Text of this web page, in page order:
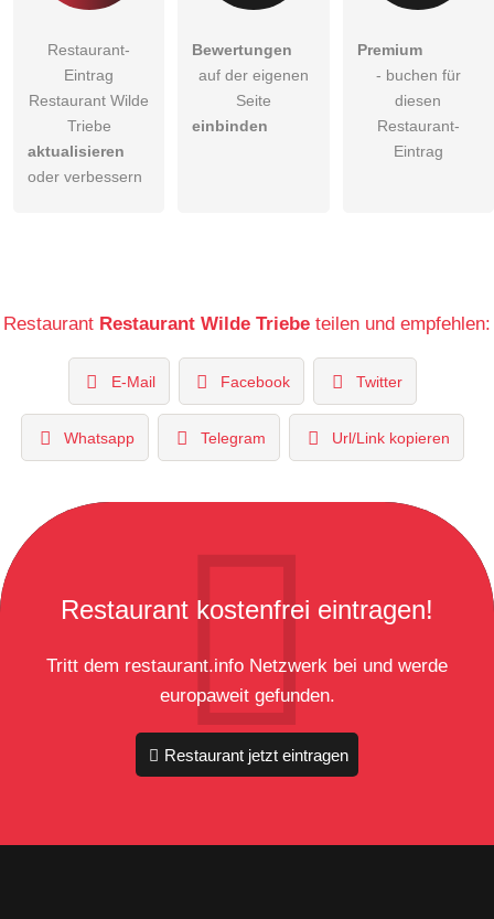
Restaurant-
Eintrag
Restaurant Wilde
Triebe
aktualisieren
oder verbessern
Bewertungen
auf der eigenen
Seite
einbinden
Premium
- buchen für
diesen
Restaurant-
Eintrag
Restaurant Restaurant Wilde Triebe teilen und empfehlen:
E-Mail Facebook Twitter
Whatsapp Telegram Url/Link kopieren
Restaurant kostenfrei eintragen!
Tritt dem restaurant.info Netzwerk bei und werde
europaweit gefunden.
Restaurant jetzt eintragen